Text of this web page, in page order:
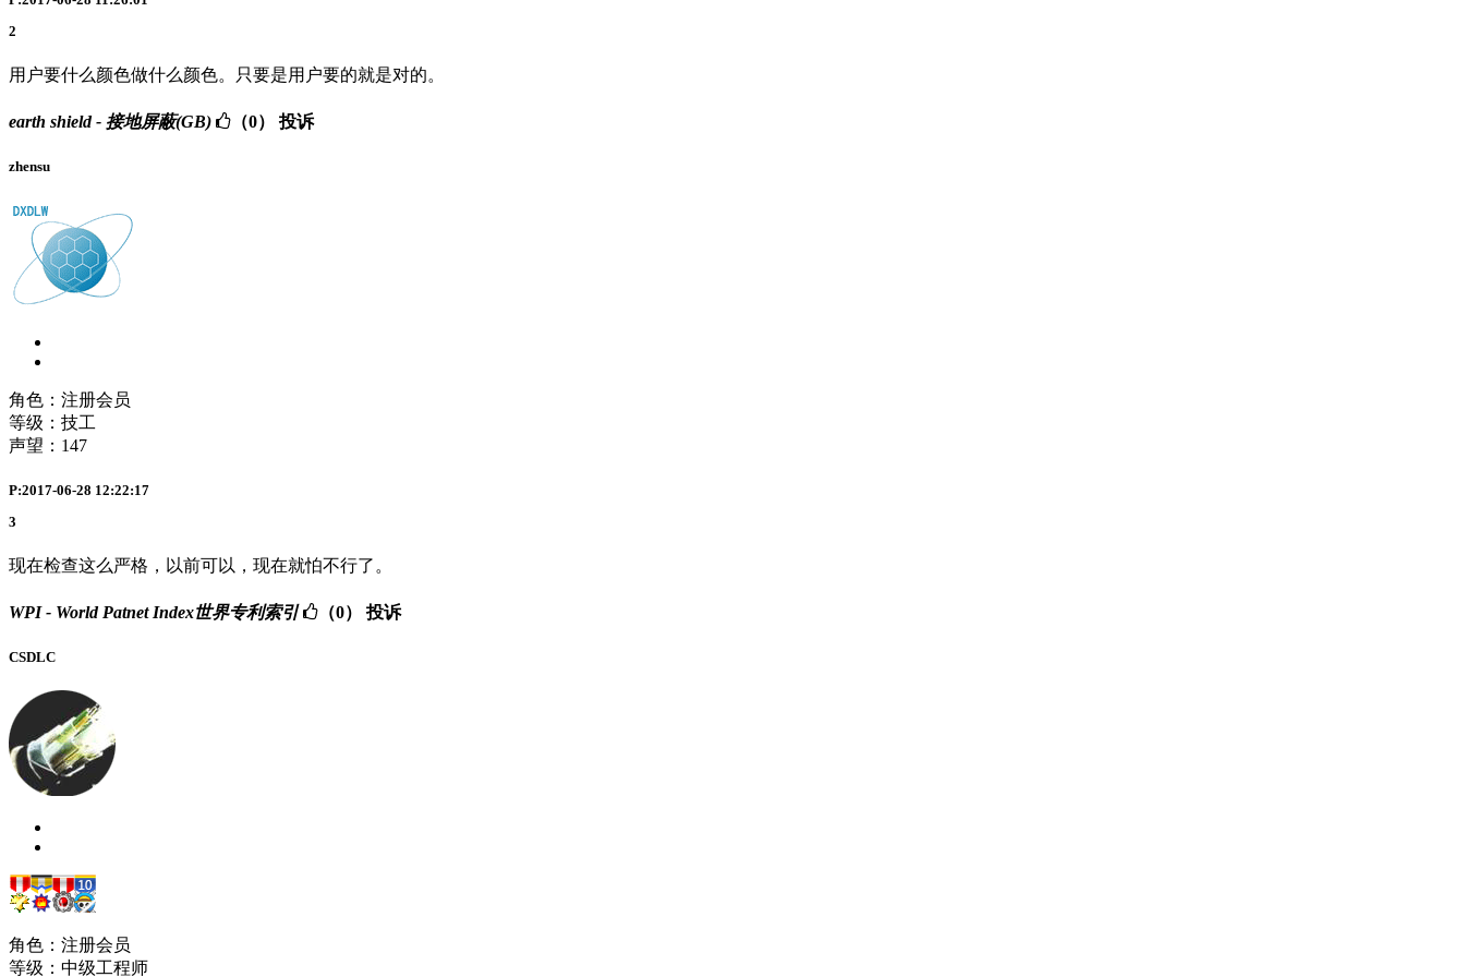
2
用户要什么颜色做什么颜色。只要是用户要的就是对的。
earth shield - 接地屏蔽(GB) （0） 投诉
zhensu
角色：注册会员
等级：技工
声望： 147
P:2017-06-28 12:22:17
3
现在检查这么严格，以前可以，现在就怕不行了。
WPI - World Patnet Index世界专利索引 （0） 投诉
CSDLC
角色：注册会员
等级：中级工程师